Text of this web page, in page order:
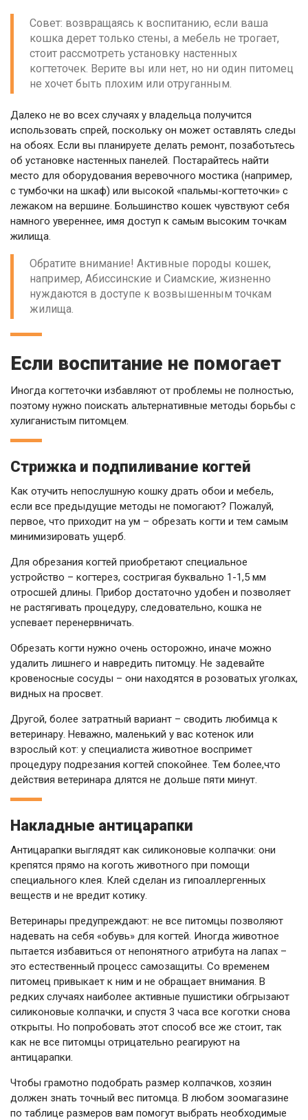
Совет: возвращаясь к воспитанию, если ваша
кошка дерет только стены, а мебель не трогает,
стоит рассмотреть установку настенных
когтеточек. Верите вы или нет, но ни один питомец
не хочет быть плохим или отруганным.
Далеко не во всех случаях у владельца получится
использовать спрей, поскольку он может оставлять следы
на обоях. Если вы планируете делать ремонт, позаботьтесь
об установке настенных панелей. Постарайтесь найти
место для оборудования веревочного мостика (например,
с тумбочки на шкаф) или высокой «пальмы-когтеточки» с
лежаком на вершине. Большинство кошек чувствуют себя
намного увереннее, имя доступ к самым высоким точкам
жилища.
Обратите внимание! Активные породы кошек,
например, Абиссинские и Сиамские, жизненно
нуждаются в доступе к возвышенным точкам
жилища.
Если воспитание не помогает
Иногда когтеточки избавляют от проблемы не полностью,
поэтому нужно поискать альтернативные методы борьбы с
хулиганистым питомцем.
Стрижка и подпиливание когтей
Как отучить непослушную кошку драть обои и мебель,
если все предыдущие методы не помогают? Пожалуй,
первое, что приходит на ум – обрезать когти и тем самым
минимизировать ущерб.
Для обрезания когтей приобретают специальное
устройство – когтерез, состригая буквально 1-1,5 мм
отросшей длины. Прибор достаточно удобен и позволяет
не растягивать процедуру, следовательно, кошка не
успевает перенервничать.
Обрезать когти нужно очень осторожно, иначе можно
удалить лишнего и навредить питомцу. Не задевайте
кровеносные сосуды – они находятся в розоватых уголках,
видных на просвет.
Другой, более затратный вариант – сводить любимца к
ветеринару. Неважно, маленький у вас котенок или
взрослый кот: у специалиста животное воспримет
процедуру подрезания когтей спокойнее. Тем более,что
действия ветеринара длятся не дольше пяти минут.
Накладные антицарапки
Антицарапки выглядят как силиконовые колпачки: они
крепятся прямо на коготь животного при помощи
специального клея. Клей сделан из гипоаллергенных
веществ и не вредит котику.
Ветеринары предупреждают: не все питомцы позволяют
надевать на себя «обувь» для когтей. Иногда животное
пытается избавиться от непонятного атрибута на лапах –
это естественный процесс самозащиты. Со временем
питомец привыкает к ним и не обращает внимания. В
редких случаях наиболее активные пушистики обгрызают
силиконовые колпачки, и спустя 3 часа все коготки снова
открыты. Но попробовать этот способ все же стоит, так
как не все питомцы отрицательно реагируют на
антицарапки.
Чтобы грамотно подобрать размер колпачков, хозяин
должен знать точный вес питомца. В любом зоомагазине
по таблице размеров вам помогут выбрать необходимые